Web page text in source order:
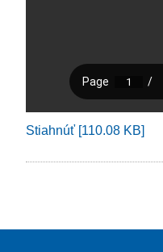
Stiahnúť [110.08 KB]